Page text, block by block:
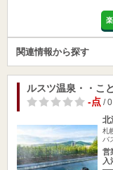
関連情報から探す
ルスツ温泉・・こ
-点/ 0
北
札
バ
営
入